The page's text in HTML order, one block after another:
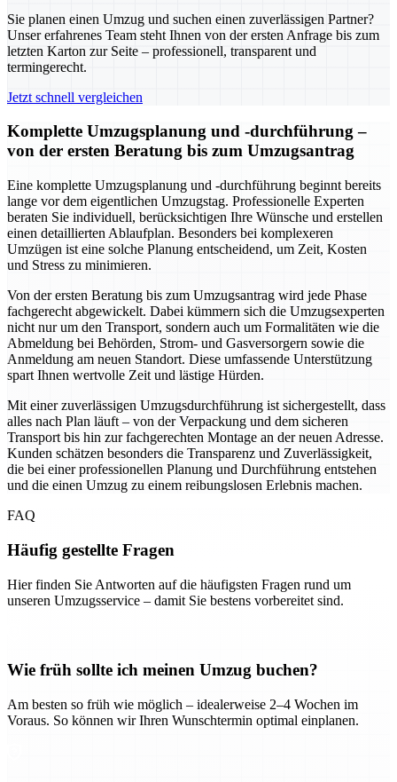
Sie planen einen Umzug und suchen einen zuverlässigen Partner?
Unser erfahrenes Team steht Ihnen von der ersten Anfrage bis zum
letzten Karton zur Seite – professionell, transparent und
termingerecht.
Jetzt schnell vergleichen
Komplette Umzugsplanung und -durchführung –
von der ersten Beratung bis zum Umzugsantrag
Eine komplette Umzugsplanung und -durchführung beginnt bereits
lange vor dem eigentlichen Umzugstag. Professionelle Experten
beraten Sie individuell, berücksichtigen Ihre Wünsche und erstellen
einen detaillierten Ablaufplan. Besonders bei komplexeren
Umzügen ist eine solche Planung entscheidend, um Zeit, Kosten
und Stress zu minimieren.
Von der ersten Beratung bis zum Umzugsantrag wird jede Phase
fachgerecht abgewickelt. Dabei kümmern sich die Umzugsexperten
nicht nur um den Transport, sondern auch um Formalitäten wie die
Abmeldung bei Behörden, Strom- und Gasversorgern sowie die
Anmeldung am neuen Standort. Diese umfassende Unterstützung
spart Ihnen wertvolle Zeit und lästige Hürden.
Mit einer zuverlässigen Umzugsdurchführung ist sichergestellt, dass
alles nach Plan läuft – von der Verpackung und dem sicheren
Transport bis hin zur fachgerechten Montage an der neuen Adresse.
Kunden schätzen besonders die Transparenz und Zuverlässigkeit,
die bei einer professionellen Planung und Durchführung entstehen
und die einen Umzug zu einem reibungslosen Erlebnis machen.
FAQ
Häufig gestellte Fragen
Hier finden Sie Antworten auf die häufigsten Fragen rund um
unseren Umzugsservice – damit Sie bestens vorbereitet sind.
Wie früh sollte ich meinen Umzug buchen?
Am besten so früh wie möglich – idealerweise 2–4 Wochen im
Voraus. So können wir Ihren Wunschtermin optimal einplanen.